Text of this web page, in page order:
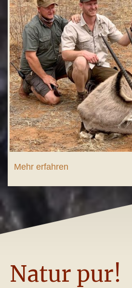
Mehr erfahren
Natur pur!